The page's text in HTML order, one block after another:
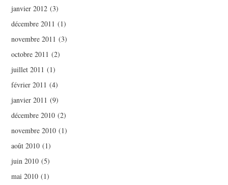
janvier 2012 (3)
décembre 2011 (1)
novembre 2011 (3)
octobre 2011 (2)
juillet 2011 (1)
février 2011 (4)
janvier 2011 (9)
décembre 2010 (2)
novembre 2010 (1)
août 2010 (1)
juin 2010 (5)
mai 2010 (1)